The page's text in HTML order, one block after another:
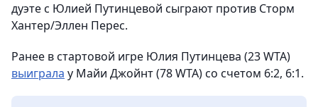
дуэте с Юлией Путинцевой сыграют против Сторм
Хантер/Эллен Перес.
Ранее в стартовой игре Юлия Путинцева (23 WTA)
выиграла у Майи Джойнт (78 WTA) со счетом 6:2, 6:1.